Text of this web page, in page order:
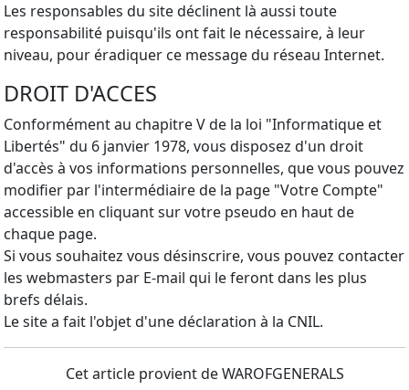
Les responsables du site déclinent là aussi toute
responsabilité puisqu'ils ont fait le nécessaire, à leur
niveau, pour éradiquer ce message du réseau Internet.
DROIT D'ACCES
Conformément au chapitre V de la loi "Informatique et
Libertés" du 6 janvier 1978, vous disposez d'un droit
d'accès à vos informations personnelles, que vous pouvez
modifier par l'intermédiaire de la page "Votre Compte"
accessible en cliquant sur votre pseudo en haut de
chaque page.
Si vous souhaitez vous désinscrire, vous pouvez contacter
les webmasters par E-mail qui le feront dans les plus
brefs délais.
Le site a fait l'objet d'une déclaration à la CNIL.
Cet article provient de WAROFGENERALS